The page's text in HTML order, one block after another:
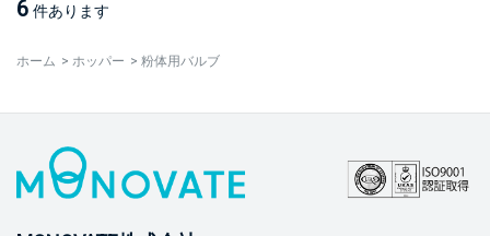
6 件あります
ホーム > ホッパー > 粉体用バルブ